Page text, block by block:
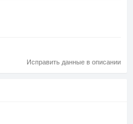
Исправить данные в описании